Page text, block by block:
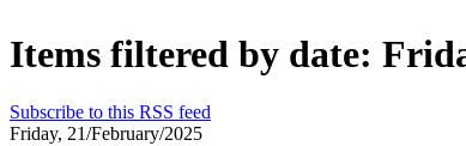
Items filtered by date:
Subscribe to this RSS feed
Friday, 21/February/2025